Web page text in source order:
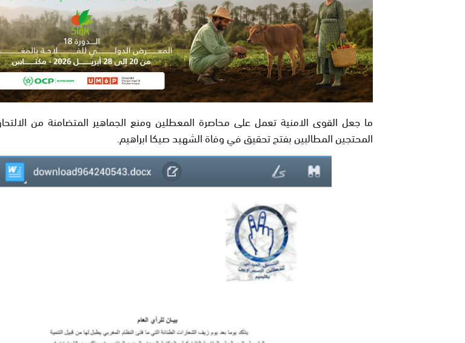
ما جعل القوى الامنية تعمل على محاصرة المعطلين ومنع الجماهير المتضامنة من
المحتجين المطالبين بفتح تحقيق في وفاة الشهيد صيكا ابراهيم.